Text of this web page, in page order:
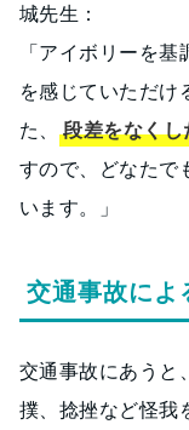
城先生：
「アイボリーを
を感じていただけ
た、
段差をなく
すので、どなたで
います。」
交通事故によ
交通事故にあうと
撲、捻挫など怪我